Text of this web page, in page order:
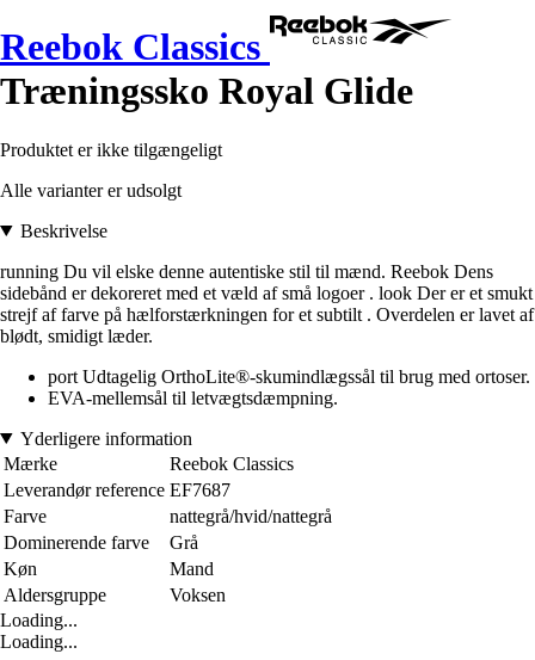
Reebok Classics
Træningssko Royal Glide
Produktet er ikke tilgængeligt
Alle varianter er udsolgt
Beskrivelse
running Du vil elske denne autentiske stil til mænd. Reebok Dens
sidebånd er dekoreret med et væld af små logoer . look Der er et smukt
strejf af farve på hælforstærkningen for et subtilt . Overdelen er lavet af
blødt, smidigt læder.
port Udtagelig OrthoLite®-skumindlægssål til brug med ortoser.
EVA-mellemsål til letvægtsdæmpning.
Yderligere information
Mærke
Reebok Classics
Leverandør reference EF7687
Farve
nattegrå/hvid/nattegrå
Dominerende farve
Grå
Køn
Mand
Aldersgruppe
Voksen
Loading...
Loading...